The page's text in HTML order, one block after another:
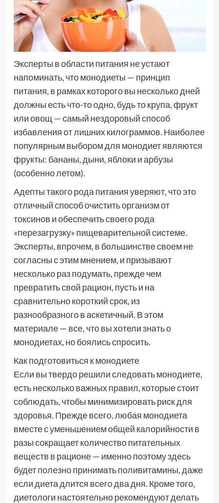
Эксперты в области питания не устают
напоминать, что монодиеты — принцип
питания, в рамках которого вы несколько дней
должны есть что-то одно, будь то крупа, фрукт
или овощ — самый нездоровый способ
избавления от лишних килограммов. Наиболее
популярным выбором для монодиет являются
фрукты: бананы, дыни, яблоки и арбузы
(особенно летом).
Адепты такого рода питания уверяют, что это
отличный способ очистить организм от
токсинов и обеспечить своего рода
«перезагрузку» пищеварительной системе.
Эксперты, впрочем, в большинстве своем не
согласны с этим мнением, и призывают
несколько раз подумать, прежде чем
превратить свой рацион, пусть и на
сравнительно короткий срок, из
разнообразного в аскетичный. В этом
материале — все, что вы хотели знать о
монодиетах, но боялись спросить.
Как подготовиться к монодиете
Если вы твердо решили следовать монодиете,
есть несколько важных правил, которые стоит
соблюдать, чтобы минимизировать риск для
здоровья. Прежде всего, любая монодиета
вместе с уменьшением общей калорийности в
разы сокращает количество питательных
веществ в рационе — именно поэтому здесь
будет полезно принимать поливитамины, даже
если диета длится всего два дня. Кроме того,
диетологи настоятельно рекомендуют делать